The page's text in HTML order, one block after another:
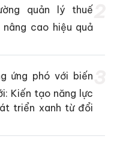
quản lý thuế
cao hiệu quả
ứng phó với biến
Kiến tạo năng lực
triển xanh từ đổi